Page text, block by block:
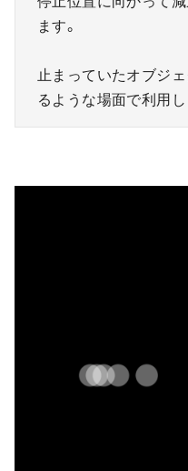
ます。
止まっていたオブジ
るような場面で利用し